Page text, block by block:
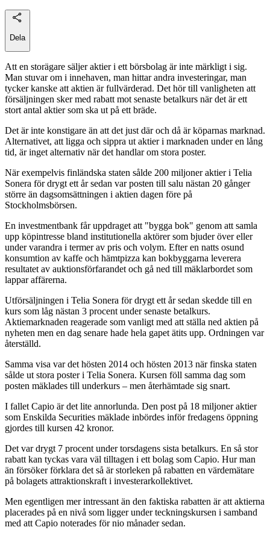
Dela
Att en storägare säljer aktier i ett börsbolag är inte märkligt i sig.
Man stuvar om i innehaven, man hittar andra investeringar, man
tycker kanske att aktien är fullvärderad. Det hör till vanligheten att
försäljningen sker med rabatt mot senaste betalkurs när det är ett
stort antal aktier som ska ut på ett bräde.
Det är inte konstigare än att det just där och då är köparnas marknad.
Alternativet, att ligga och sippra ut aktier i marknaden under en lång
tid, är inget alternativ när det handlar om stora poster.
När exempelvis finländska staten sålde 200 miljoner aktier i Telia
Sonera för drygt ett år sedan var posten till salu nästan 20 gånger
större än dagsomsättningen i aktien dagen före på
Stockholmsbörsen.
En investmentbank får uppdraget att "bygga bok" genom att samla
upp köpintresse bland institutionella aktörer som bjuder över eller
under varandra i termer av pris och volym. Efter en natts osund
konsumtion av kaffe och hämtpizza kan bokbyggarna leverera
resultatet av auktionsförfarandet och gå ned till mäklarbordet som
lappar affärerna.
Utförsäljningen i Telia Sonera för drygt ett år sedan skedde till en
kurs som låg nästan 3 procent under senaste betalkurs.
Aktiemarknaden reagerade som vanligt med att ställa ned aktien på
nyheten men en dag senare hade hela gapet ätits upp. Ordningen var
återställd.
Samma visa var det hösten 2014 och hösten 2013 när finska staten
sålde ut stora poster i Telia Sonera. Kursen föll samma dag som
posten mäklades till underkurs – men återhämtade sig snart.
I fallet Capio är det lite annorlunda. Den post på 18 miljoner aktier
som Enskilda Securities mäklade inbördes inför fredagens öppning
gjordes till kursen 42 kronor.
Det var drygt 7 procent under torsdagens sista betalkurs. En så stor
rabatt kan tyckas vara väl tilltagen i ett bolag som Capio. Hur man
än försöker förklara det så är storleken på rabatten en värdemätare
på bolagets attraktionskraft i investerarkollektivet.
Men egentligen mer intressant än den faktiska rabatten är att aktierna
placerades på en nivå som ligger under teckningskursen i samband
med att Capio noterades för nio månader sedan.